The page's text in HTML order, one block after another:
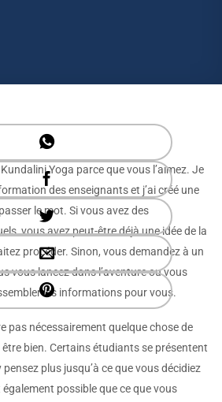
Yoga parce que vous l’aimez. Je
des enseignants et j’ai créé une
le mot. Si vous avez des
vous avez peut-être déjà une idée de la
procéder. Sinon, vous demandez à un
vous lancez dans l’aventure ou vous
les informations pour vous.
pas nécessairement quelque chose de
être bien. Certains étudiants se présentent
pensez plus jusqu’à ce que vous décidiez
possible que ce que vous